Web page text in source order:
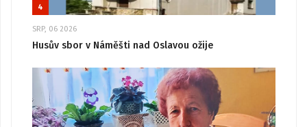
4
SRP, 06 2026
Husův sbor v Náměšti nad Oslavou ožije